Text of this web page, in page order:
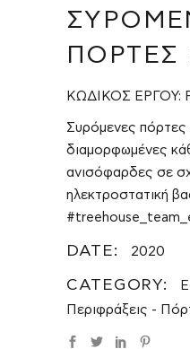
ΠΌΡΤΕΣ
ΚΩΔΙΚΟΣ ΕΡΓΟΥ:
Συρόμενες πόρτες
διαμορφωμένες
ανισόφαρδες σε
ηλεκτροστατική
DATE: 2020
CATEGORY:
Περιφράξεις -